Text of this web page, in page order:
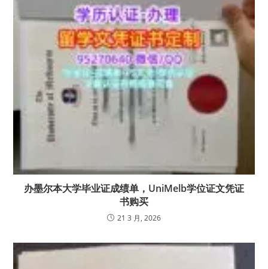
办墨尔本大学毕业证成绩单，UniMelb学位证文凭证
书购买
21 3 月, 2026